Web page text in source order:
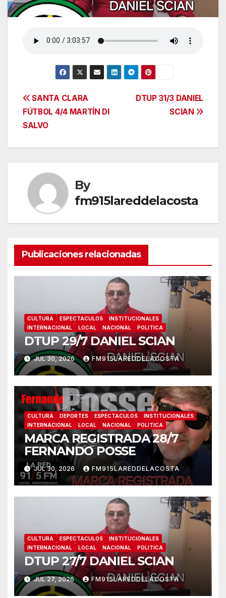
Navegación
de
entradas
DTUP 31/3 DANIEL
SCIAN
SANTA CLARA
FÚTBOL 4/4 MARTÍN DI
SALVO
By
fm915lareddelacosta
Publicaciones relacionadas
CULTURA ESPECTACULOS
INSTITUCIONALES
INTERNACIONAL
LOCAL NACIONAL POLITICA
DTUP 29/7 DANIEL SCIAN
JUL 30, 2026 FM915LAREDDELACOSTA
CULTURA DEPORTES ESPECTACULOS
INSTITUCIONALES
INTERNACIONAL
LOCAL NACIONAL POLITICA
MARCA REGISTRADA 28/7
FERNANDO POSSE
JUL 30, 2026 FM915LAREDDELACOSTA
CULTURA ESPECTACULOS
INSTITUCIONALES
INTERNACIONAL
LOCAL NACIONAL POLITICA
DTUP 27/7 DANIEL SCIAN
JUL 27, 2026 FM915LAREDDELACOSTA